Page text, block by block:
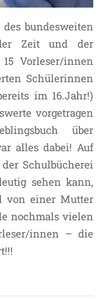
bundesweiten
Zeit und der
Vorleser/innen
Schülerinnen
im 16.Jahr!)
vorgetragen
über
alles dabei! Auf
Schulbücherei
sehen kann,
von einer Mutter
nochmals vielen
innen – die